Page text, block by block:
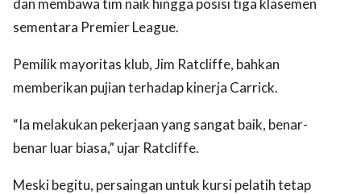
sementara Premier League.
Pemilik mayoritas klub, Jim Ratcliffe, bahkan
memberikan pujian terhadap kinerja Carrick.
“Ia melakukan pekerjaan yang sangat baik, benar-
benar luar biasa,” ujar Ratcliffe.
Meski begitu, persaingan untuk kursi pelatih tetap